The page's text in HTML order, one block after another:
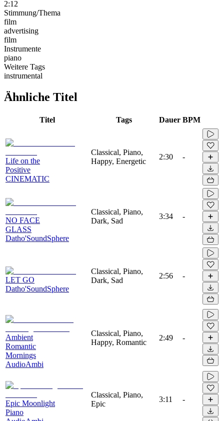
2:12
Stimmung/Thema
film
advertising
film
Instrumente
piano
Weitere Tags
instrumental
Ähnliche Titel
Titel Tags Dauer BPM
Life on the
Positive
CINEMATIC
Classical, Piano,
Happy, Energetic
2:30 -
NO FACE
GLASS
Datho'SoundSphere
Classical, Piano,
Dark, Sad
3:34 -
LET GO
Datho'SoundSphere
Classical, Piano,
Dark, Sad
2:56 -
Ambient
Romantic
Mornings
AudioAmbi
Classical, Piano,
Happy, Romantic
2:49 -
Epic Moonlight
Piano
Classical, Piano,
Epic
3:11 -